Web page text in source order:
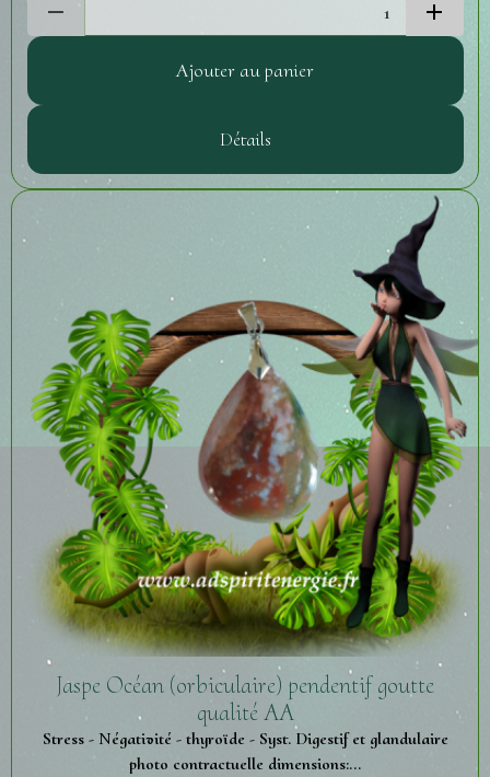
Ajouter au panier
Détails
Jaspe Océan (orbiculaire) pendentif goutte
qualité AA
Stress - Négativité - thyroïde - Syst. Digestif et glandulaire
photo contractuelle dimensions:...